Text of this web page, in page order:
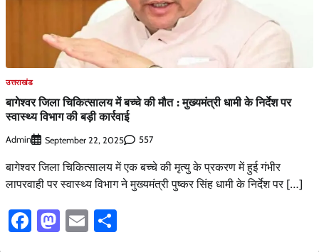
उत्तराखंड
बागेश्वर जिला चिकित्सालय में बच्चे की मौत : मुख्यमंत्री धामी के निर्देश पर
स्वास्थ्य विभाग की बड़ी कार्रवाई
Admin September 22, 2025 557
बागेश्वर जिला चिकित्सालय में एक बच्चे की मृत्यु के प्रकरण में हुई गंभीर
लापरवाही पर स्वास्थ्य विभाग ने मुख्यमंत्री पुष्कर सिंह धामी के निर्देश पर […]
Facebook
Mastodon
Email